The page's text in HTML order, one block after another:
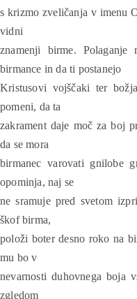
s krizmo zveličanja v imenu
vidni
znamenji birme.
birmance in da ti postanejo
Kristusovi vojščaki ter
pomeni, da ta
zakrament daje moč za boj
da se mora
birmanec varovati gnilobe
opominja, naj se
ne sramuje pred svetom
škof birma,
položi boter desno roko na
mu bo v
nevarnosti duhovnega boja
zgledom